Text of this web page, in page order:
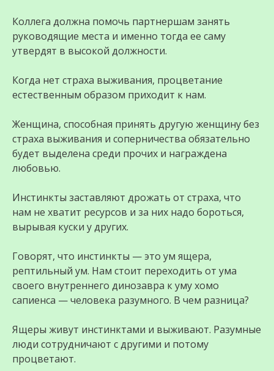
Коллега должна помочь партнершам занять
руководящие места и именно тогда ее саму
утвердят в высокой должности.
Когда нет страха выживания, процветание
естественным образом приходит к нам.
Женщина, способная принять другую женщину без
страха выживания и соперничества обязательно
будет выделена среди прочих и награждена
любовью.
Инстинкты заставляют дрожать от страха, что
нам не хватит ресурсов и за них надо бороться,
вырывая куски у других.
Говорят, что инстинкты — это ум ящера,
рептильный ум. Нам стоит переходить от ума
своего внутреннего динозавра к уму хомо
сапиенса — человека разумного. В чем разница?
Ящеры живут инстинктами и выживают. Разумные
люди сотрудничают с другими и потому
процветают.